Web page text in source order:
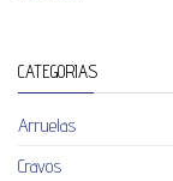
CATEGORIAS
Arruelas
Cravos